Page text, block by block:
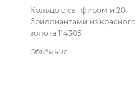
Кольцо с сапфиром и 20
бриллиантами из красного
золота 114305
Объёмные